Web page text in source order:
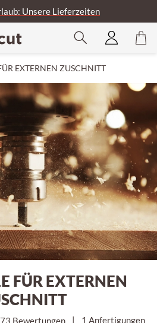
Unsere Lieferzeiten
EXTERNEN ZUSCHNITT
FÜR EXTERNEN
1 Anfertigungen